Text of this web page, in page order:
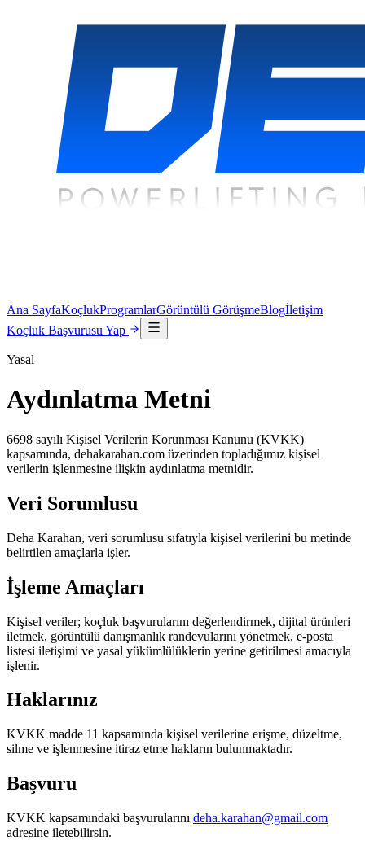
Ana SayfaKoçlukProgramlarGörüntülü GörüşmeBlogİletişim
Koçluk Başvurusu Yap
Yasal
Aydınlatma Metni
6698 sayılı Kişisel Verilerin Korunması Kanunu (KVKK)
kapsamında, dehakarahan.com üzerinden topladığımız kişisel
verilerin işlenmesine ilişkin aydınlatma metnidir.
Veri Sorumlusu
Deha Karahan, veri sorumlusu sıfatıyla kişisel verilerini bu metinde
belirtilen amaçlarla işler.
İşleme Amaçları
Kişisel veriler; koçluk başvurularını değerlendirmek, dijital ürünleri
iletmek, görüntülü danışmanlık randevularını yönetmek, e-posta
listesi iletişimi ve yasal yükümlülüklerin yerine getirilmesi amacıyla
işlenir.
Haklarınız
KVKK madde 11 kapsamında kişisel verilerine erişme, düzeltme,
silme ve işlenmesine itiraz etme hakların bulunmaktadır.
Başvuru
KVKK kapsamındaki başvurularını deha.karahan@gmail.com
adresine iletebilirsin.